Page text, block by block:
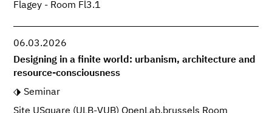
Flagey - Room Fl3.1
06.03.2026
Designing in a finite world: urbanism, architecture and
resource-consciousness
Seminar
Site USquare (ULB-VUB) OpenLab.brussels Room